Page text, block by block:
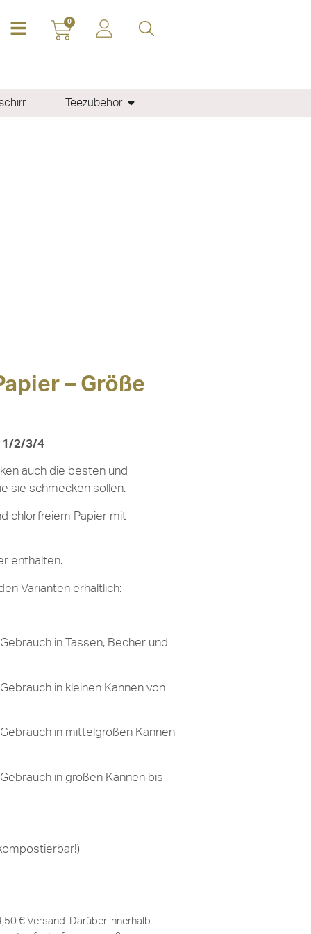
0
Teezubehör
– Größe
1/2/3/4
auch die besten und
sie schmecken sollen.
chlorfreiem Papier mit
enthalten.
Varianten erhältlich:
in Tassen, Becher und
in kleinen Kannen von
in mittelgroßen Kannen
in großen Kannen bis
€ Versand. Darüber innerhalb